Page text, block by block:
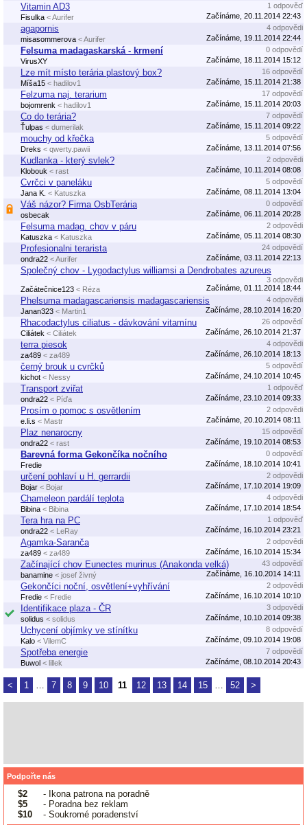
Vitamin AD3
1 odpověď
Fisulka < Aurifer Začínáme, 20.11.2014 22:43
agapornis
4 odpovědi
misasommerova < Aurifer Začínáme, 19.11.2014 22:44
Felsuma madagaskarská - krmení
0 odpovědí
VirusXY
Začínáme, 18.11.2014 15:12
Lze mít místo terária plastový box?
16 odpovědí
Míša15 < hadilov1 Začínáme, 15.11.2014 21:38
Felzuma naj. terarium
17 odpovědí
bojomrenk < hadilov1 Začínáme, 15.11.2014 20:03
Co do terária?
7 odpovědí
Ťulpas < dumerilak Začínáme, 15.11.2014 09:22
mouchy od křečka
5 odpovědí
Dreks < qwerty.pawii Začínáme, 13.11.2014 07:56
Kudlanka - který svlek?
2 odpovědi
Klobouk < rast Začínáme, 10.11.2014 08:08
Cvrčci v paneláku
5 odpovědí
Jana K. < Katuszka Začínáme, 08.11.2014 13:04
Váš názor? Firma OsbTerária
0 odpovědí
osbecak
Začínáme, 06.11.2014 20:28
Felsuma madag. chov v páru
2 odpovědi
Katuszka < Katuszka Začínáme, 05.11.2014 08:30
Profesionalni terarista
24 odpovědí
ondra22 < Aurifer Začínáme, 03.11.2014 22:13
Společný chov - Lygodactylus williamsi a Dendrobates azureus
3 odpovědi
Začátečnice123 < Réza Začínáme, 01.11.2014 18:44
Phelsuma madagascariensis madagascariensis
4 odpovědi
Janan323 < Martin1 Začínáme, 28.10.2014 16:20
Rhacodactylus ciliatus - dávkování vitamínu
26 odpovědí
Ciliátek < Ciliátek Začínáme, 26.10.2014 21:37
terra piesok
4 odpovědi
za489 < za489 Začínáme, 26.10.2014 18:13
černý brouk u cvrčků
5 odpovědí
kichot < Nessy Začínáme, 24.10.2014 10:45
Transport zviřat
1 odpověď
ondra22 < Píďa Začínáme, 23.10.2014 09:33
Prosím o pomoc s osvětlením
2 odpovědi
e.li.s < Mastr Začínáme, 20.10.2014 08:11
Plaz nenarocny
15 odpovědí
ondra22 < rast Začínáme, 19.10.2014 08:53
Barevná forma Gekončíka nočního
0 odpovědí
Fredie
Začínáme, 18.10.2014 10:41
určení pohlaví u H. gerrardii
2 odpovědi
Bojar < Bojar Začínáme, 17.10.2014 19:09
Chameleon pardálí teplota
4 odpovědi
Bibina < Bibina Začínáme, 17.10.2014 18:54
Tera hra na PC
1 odpověď
ondra22 < LeRay Začínáme, 16.10.2014 23:21
Agamka-Saranča
2 odpovědi
za489 < za489 Začínáme, 16.10.2014 15:34
Začínající chov Eunectes murinus (Anakonda velká)
43 odpovědí
banamine < josef živný Začínáme, 16.10.2014 14:11
Gekončíci noční, osvětlení+vyhřívání
2 odpovědi
Fredie < Fredie Začínáme, 16.10.2014 10:10
Identifikace plaza - ČR
3 odpovědi
solidus < solidus Začínáme, 10.10.2014 09:38
Uchycení objímky ve stínítku
8 odpovědí
Kalo < VilemC Začínáme, 09.10.2014 19:08
Spotřeba energie
7 odpovědí
Buwol < lillek Začínáme, 08.10.2014 20:43
< 1 7 8 9 10 11 12 13 14 15 52 >
Podpořte nás
$2
- Ikona patrona na poradně
$5
- Poradna bez reklam
$10
- Soukromé poradenství